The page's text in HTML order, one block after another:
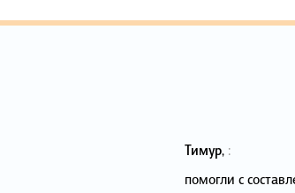
Тимур, :
помогли с